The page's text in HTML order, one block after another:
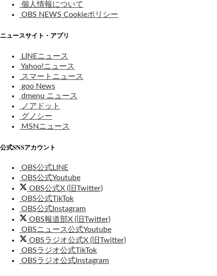
個人情報について
OBS NEWS Cookieポリシー
ニュースサイト・アプリ
LINEニュース
Yahoo!ニュース
スマートニュース
goo News
dmenu ニュース
ノアドット
グノシー
MSNニュース
公式SNSアカウント
OBS公式LINE
OBS公式Youtube
OBS公式X (旧Twitter)
OBS公式TikTok
OBS公式Instagram
OBS報道部X (旧Twitter)
OBSニュース公式Youtube
OBSラジオ公式X (旧Twitter)
OBSラジオ公式TikTok
OBSラジオ公式Instagram